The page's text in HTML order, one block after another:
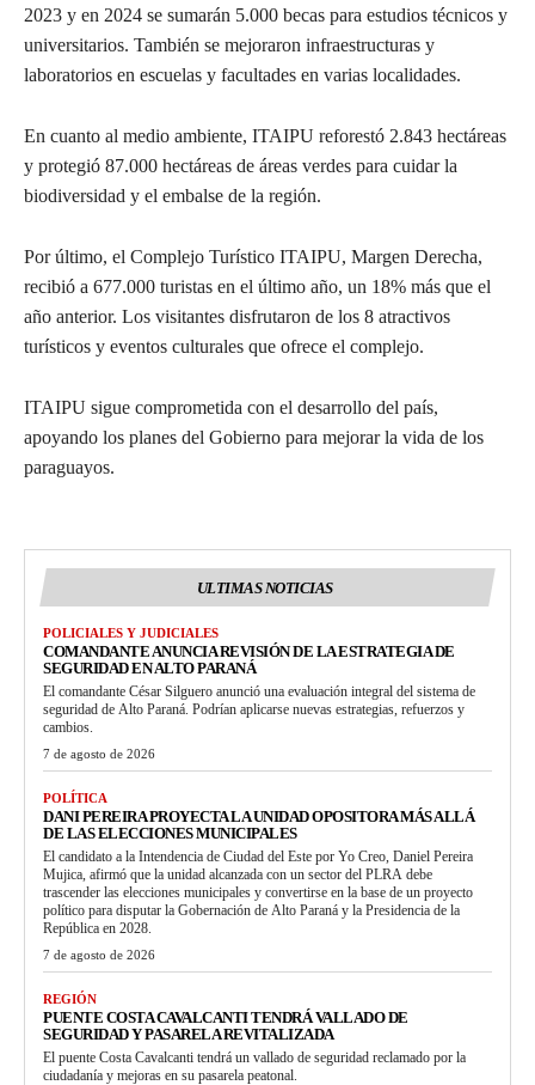
2023 y en 2024 se sumarán 5.000 becas para estudios técnicos y
universitarios. También se mejoraron infraestructuras y
laboratorios en escuelas y facultades en varias localidades.
En cuanto al medio ambiente, ITAIPU reforestó 2.843 hectáreas
y protegió 87.000 hectáreas de áreas verdes para cuidar la
biodiversidad y el embalse de la región.
Por último, el Complejo Turístico ITAIPU, Margen Derecha,
recibió a 677.000 turistas en el último año, un 18% más que el
año anterior. Los visitantes disfrutaron de los 8 atractivos
turísticos y eventos culturales que ofrece el complejo.
ITAIPU sigue comprometida con el desarrollo del país,
apoyando los planes del Gobierno para mejorar la vida de los
paraguayos.
ULTIMAS NOTICIAS
POLICIALES Y JUDICIALES
COMANDANTE ANUNCIA REVISIÓN DE LA ESTRATEGIA DE
SEGURIDAD EN ALTO PARANÁ
El comandante César Silguero anunció una evaluación integral del sistema de
seguridad de Alto Paraná. Podrían aplicarse nuevas estrategias, refuerzos y
cambios.
7 de agosto de 2026
POLÍTICA
DANI PEREIRA PROYECTA LA UNIDAD OPOSITORA MÁS ALLÁ
DE LAS ELECCIONES MUNICIPALES
El candidato a la Intendencia de Ciudad del Este por Yo Creo, Daniel Pereira
Mujica, afirmó que la unidad alcanzada con un sector del PLRA debe
trascender las elecciones municipales y convertirse en la base de un proyecto
político para disputar la Gobernación de Alto Paraná y la Presidencia de la
República en 2028.
7 de agosto de 2026
REGIÓN
PUENTE COSTA CAVALCANTI TENDRÁ VALLADO DE
SEGURIDAD Y PASARELA REVITALIZADA
El puente Costa Cavalcanti tendrá un vallado de seguridad reclamado por la
ciudadanía y mejoras en su pasarela peatonal.